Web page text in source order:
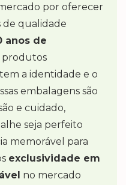
por oferecer
de qualidade
anos de
produtos
a identidade e o
embalagens são
e cuidado,
seja perfeito
memorável para
exclusividade em
no mercado